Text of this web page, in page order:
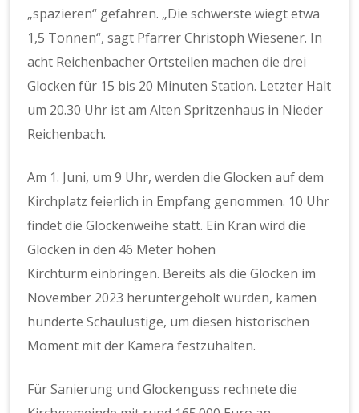
„spazieren“ gefahren. „Die schwerste wiegt etwa
1,5 Tonnen“, sagt Pfarrer Christoph Wiesener. In
acht Reichenbacher Ortsteilen machen die drei
Glocken für 15 bis 20 Minuten Station. Letzter Halt
um 20.30 Uhr ist am Alten Spritzenhaus in Nieder
Reichenbach.
Am 1. Juni, um 9 Uhr, werden die Glocken auf dem
Kirchplatz feierlich in Empfang genommen. 10 Uhr
findet die Glockenweihe statt. Ein Kran wird die
Glocken in den 46 Meter hohen
Kirchturm einbringen. Bereits als die Glocken im
November 2023 heruntergeholt wurden, kamen
hunderte Schaulustige, um diesen historischen
Moment mit der Kamera festzuhalten.
Für Sanierung und Glockenguss rechnete die